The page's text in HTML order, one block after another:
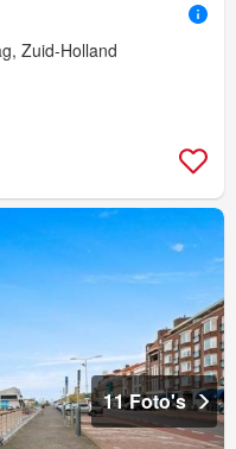
Zuid-Holland
11 Foto's